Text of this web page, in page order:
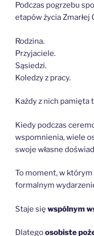
Podczas pogrzebu
etapów życia Zmarłej
Rodzina.
Przyjaciele.
Sąsiedzi.
Koledzy z pracy.
Każdy z nich
Kiedy podczas
wspomnienia, wiele
swoje własne
To moment, w
formalnym
Staje się wspólnym
Dlategoosobiste